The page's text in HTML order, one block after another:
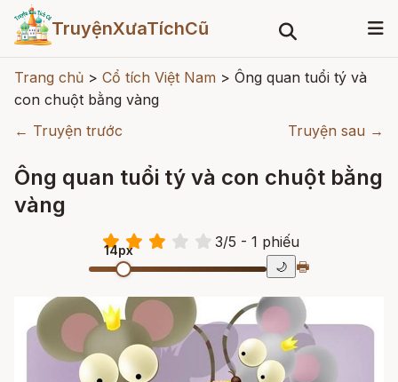
TruyệnXưaTíchCũ
Trang chủ > Cổ tích Việt Nam > Ông quan tuổi tý và
con chuột bằng vàng
← Truyện trước
Truyện sau →
Ông quan tuổi tý và con chuột bằng
vàng
3/5 - 1 phiếu
14px
🌙 🖶